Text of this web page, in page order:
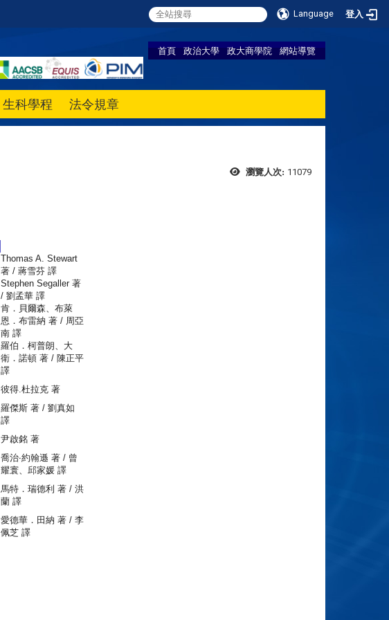
Language 登入
首頁 政治大學 政大商學院 網站導覽
生科學程 法令規章
瀏覽人次: 11079
Thomas A. Stewart
著 / 蔣雪芬 譯
Stephen Segaller 著
/ 劉孟華 譯
肯．貝爾森、布萊
恩．布雷納 著 / 周亞
南 譯
羅伯．柯普朗、大
衛．諾頓 著 / 陳正平
譯
彼得.杜拉克 著
羅傑斯 著 / 劉真如
譯
尹啟銘 著
喬治‧約翰遜 著 / 曾
耀寰、邱家媛 譯
馬特．瑞德利 著 / 洪
蘭 譯
愛德華．田納 著 / 李
佩芝 譯